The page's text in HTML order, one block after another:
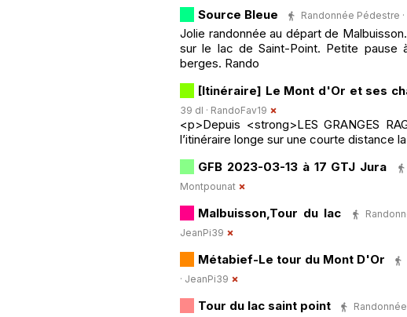
Source Bleue
Randonnée Pédestre ·
Jolie randonnée au départ de
sur le lac de Saint-Point. Petite pause
berges. Rando
[Itinéraire] Le Mont d'Or et ses
39 dl · RandoFav19
<p>Depuis <strong>LES GRANGES
l’itinéraire longe sur une courte distance
GFB 2023-03-13 à 17 GTJ Jura
Montpounat
Malbuisson,Tour du lac
JeanPi39
Métabief-Le tour du Mont D'Or
· JeanPi39
Tour du lac saint point
Randonnée